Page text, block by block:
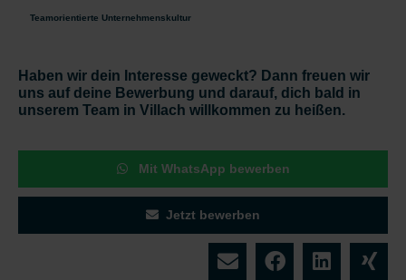
Teamorientierte Unternehmenskultur
Haben wir dein Interesse geweckt? Dann freuen wir
uns auf deine Bewerbung und darauf, dich bald in
unserem Team in Villach willkommen zu heißen.
Mit WhatsApp bewerben
Jetzt bewerben